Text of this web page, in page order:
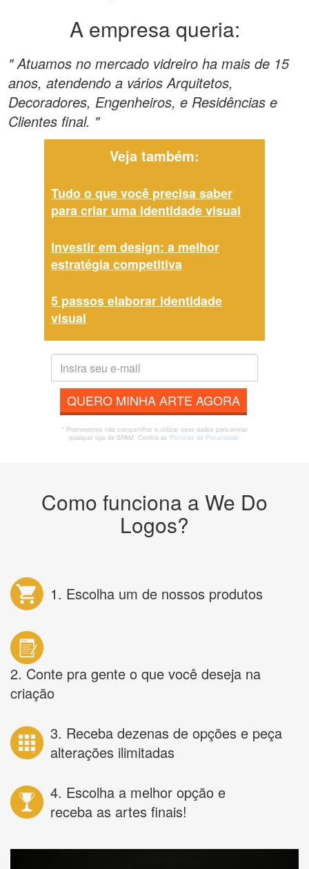
A empresa queria:
" Atuamos no mercado vidreiro ha mais de 15
anos, atendendo a vários Arquitetos,
Decoradores, Engenheiros, e Residências e
Clientes final. "
Veja também:
Tudo o que você precisa saber
para criar uma identidade visual
Investir em design: a melhor
estratégia competitiva
5 passos elaborar identidade
visual
QUERO MINHA ARTE AGORA
* Prometemos não compartilhar e utilizar seus dados para enviar
qualquer tipo de SPAM. Confira as Políticas de Privacidade.
Como funciona a We Do
Logos?
1. Escolha um de nossos produtos
2. Conte pra gente o que você deseja na
criação
3. Receba dezenas de opções e peça
alterações ilimitadas
4. Escolha a melhor opção e
receba as artes finais!